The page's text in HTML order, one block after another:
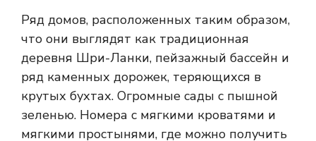
Ряд домов, расположенных таким образом,
что они выглядят как традиционная
деревня Шри-Ланки, пейзажный бассейн и
ряд каменных дорожек, теряющихся в
крутых бухтах. Огромные сады с пышной
зеленью. Номера с мягкими кроватями и
мягкими простынями, где можно получить